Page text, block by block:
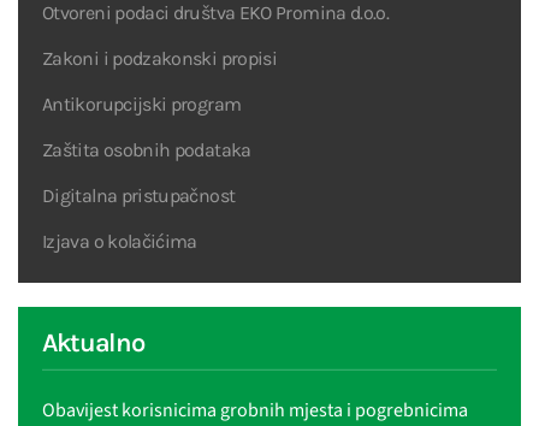
Otvoreni podaci društva EKO Promina d.o.o.
Zakoni i podzakonski propisi
Antikorupcijski program
Zaštita osobnih podataka
Digitalna pristupačnost
Izjava o kolačićima
Aktualno
Obavijest korisnicima grobnih mjesta i pogrebnicima